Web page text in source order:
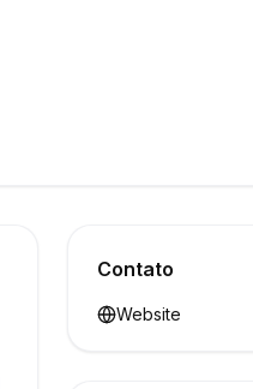
Contato
Website